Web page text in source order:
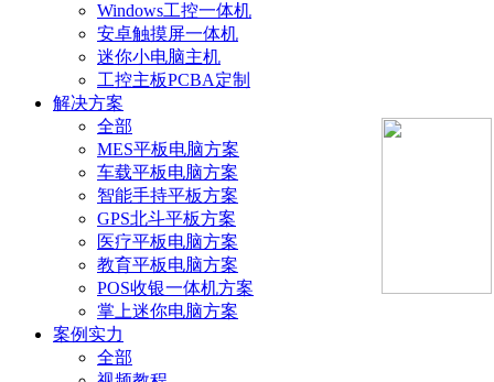
Windows工控一体机
安卓触摸屏一体机
迷你小电脑主机
工控主板PCBA定制
解决方案
全部
MES平板电脑方案
车载平板电脑方案
智能手持平板方案
GPS北斗平板方案
医疗平板电脑方案
教育平板电脑方案
POS收银一体机方案
掌上迷你电脑方案
案例实力
全部